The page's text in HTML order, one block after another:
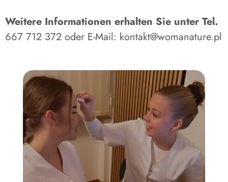
Weitere Informationen erhalten Sie unter Tel.
667 712 372 oder E-Mail: kontakt@womanature.pl